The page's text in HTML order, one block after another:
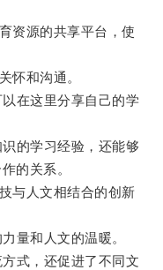
资源的共享平台，使
和沟通。
在这里分享自己的学
的学习经验，还能够
的关系。
与人文相结合的创新
和人文的温暖。
式，还促进了不同文